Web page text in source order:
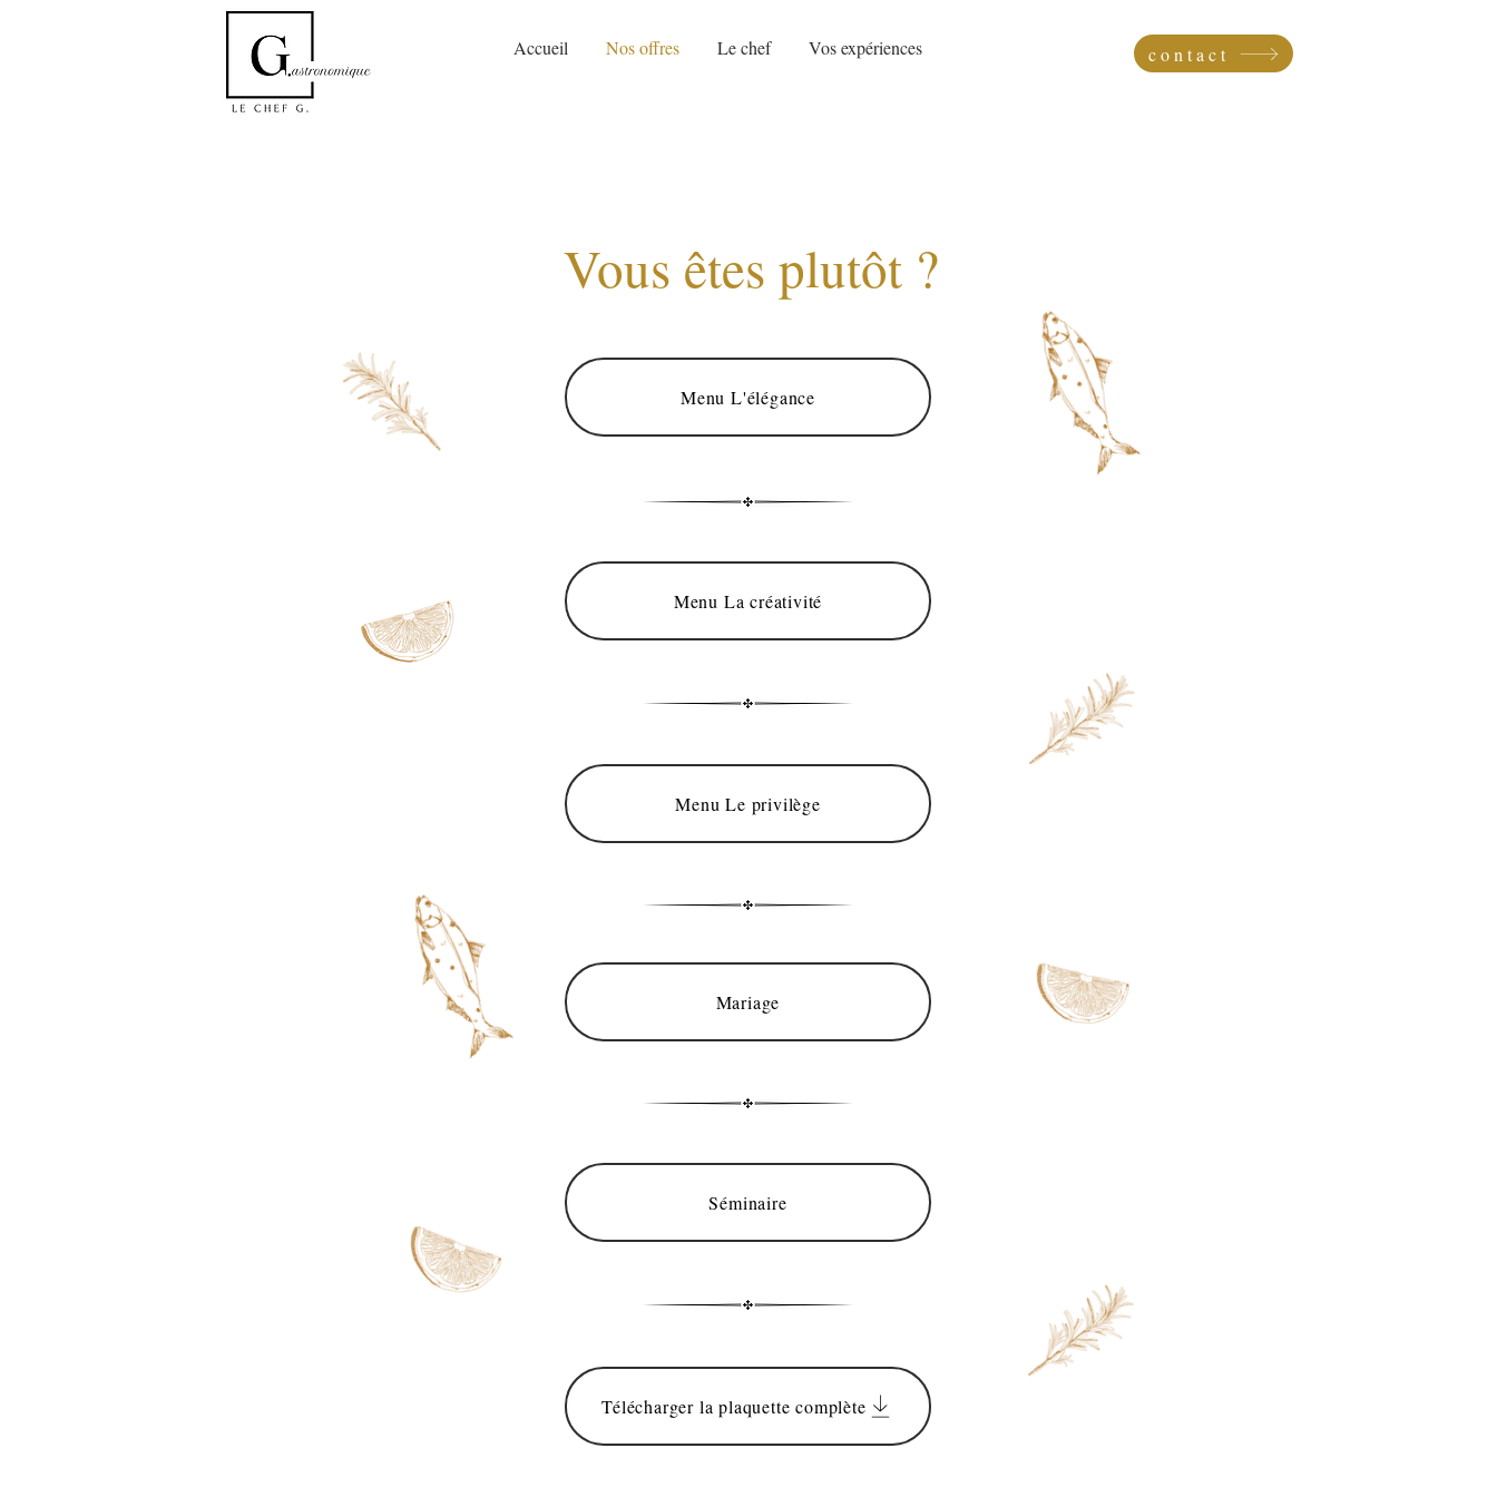
Accueil Nos offres Le chef Vos expériences contact
Vous êtes plutôt ?
Menu L'élégance
Menu La créativité
Menu Le privilège
Mariage
Séminaire
Télécharger la plaquette complète